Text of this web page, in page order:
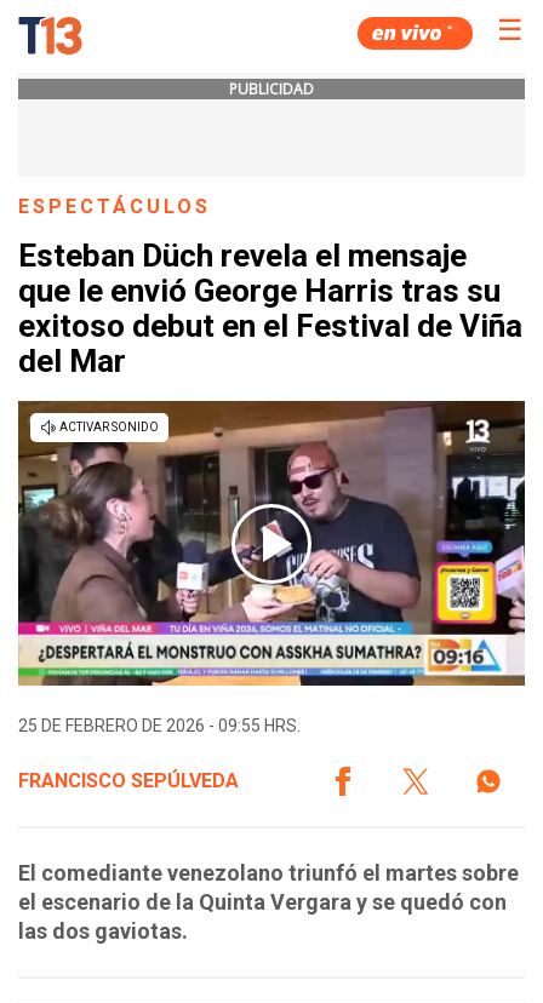
☰
PUBLICIDAD
ESPECTÁCULOS
Esteban Düch revela el mensaje
que le envió George Harris tras su
exitoso debut en el Festival de Viña
del Mar
25 DE FEBRERO DE 2026 - 09:55 HRS.
FRANCISCO SEPÚLVEDA
El comediante venezolano triunfó el martes sobre
el escenario de la Quinta Vergara y se quedó con
las dos gaviotas.